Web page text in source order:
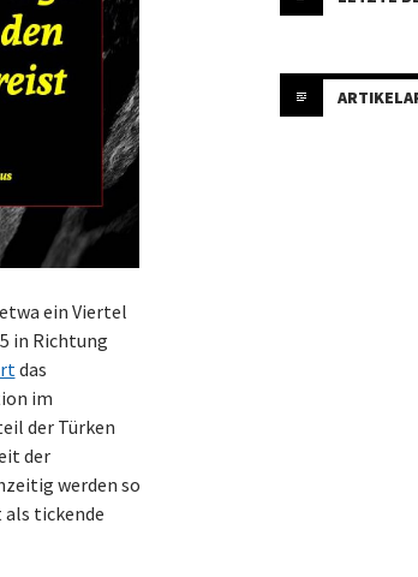
ein Viertel
in Richtung
das
im
der Türken
der
werden so
tickende